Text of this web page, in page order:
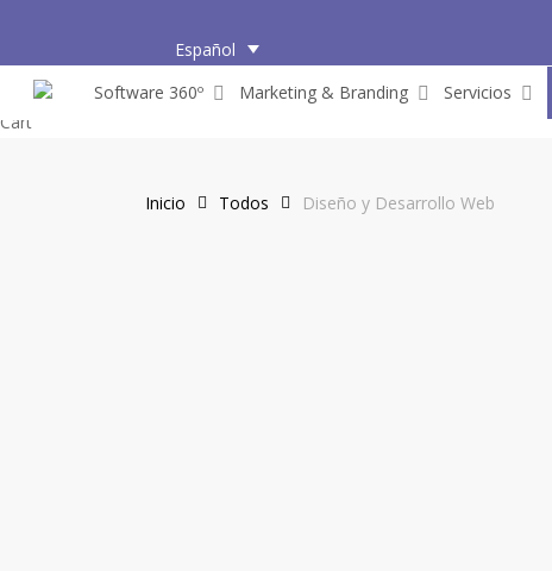
main
content
Español
Software 360º
Marketing & Branding Servicios
Cart
Inicio Todos Diseño y Desarrollo Web